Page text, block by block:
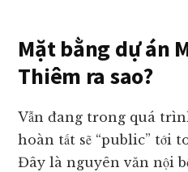
Mặt bằng dự án
Thiêm ra sao?
Vẫn đang trong quá
hoàn tất sẽ “public” tới
Đây là nguyên văn nội